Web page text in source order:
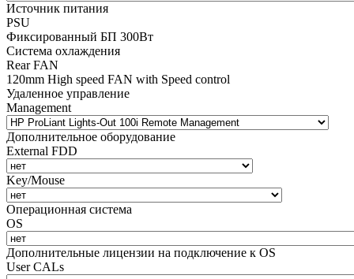
Источник питания
PSU
Фиксированный БП 300Вт
Система охлаждения
Rear FAN
120mm High speed FAN with Speed control
Удаленное управление
Management
Дополнительное оборудование
External FDD
Key/Mouse
Операционная система
OS
Дополнительные лицензии на подключение к OS
User CALs